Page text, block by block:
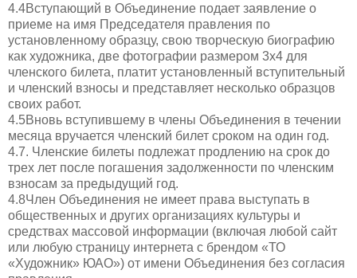
4.4Вступающий в Объединение подает заявление о
приеме на имя Председателя правления по
установленному образцу, свою творческую биографию
как художника, две фотографии размером 3х4 для
членского билета, платит установленный вступительный
и членский взносы и представляет несколько образцов
своих работ.
4.5Вновь вступившему в члены Объединения в течении
месяца вручается членский билет сроком на один год.
4.7. Членские билеты подлежат продлению на срок до
трех лет после погашения задолженности по членским
взносам за предыдущий год.
4.8Член Объединения не имеет права выступать в
общественных и других организациях культуры и
средствах массовой информации (включая любой сайт
или любую страницу интернета с брендом «ТО
«Художник» ЮАО») от имени Объединения без согласия